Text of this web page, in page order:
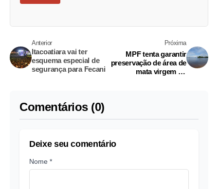
Anterior
Itacoatiara vai ter
esquema especial de
segurança para Fecani
Próxima
MPF tenta garantir
preservação de área de
mata virgem no
Comentários (0)
Deixe seu comentário
Nome *